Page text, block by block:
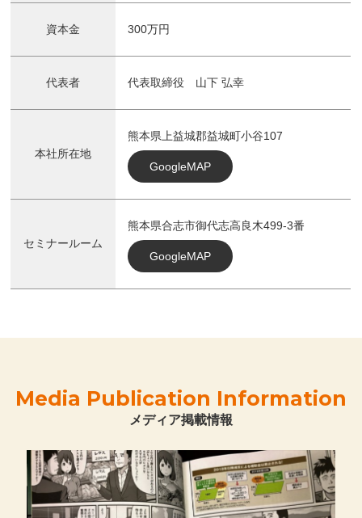
資本金 300万円
代表者 代表取締役 山下 弘幸
本社所在地
熊本県上益城郡益城町小谷107
GoogleMAP
セミナールーム
熊本県合志市御代志高良木499-3番
GoogleMAP
Media Publication Information
メディア掲載情報